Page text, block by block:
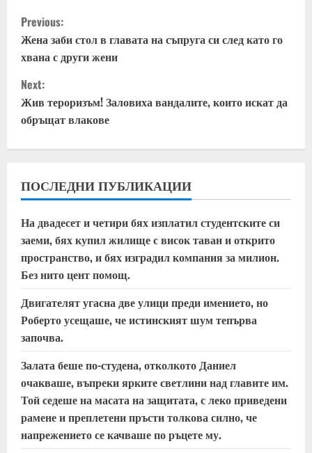
C
o
n
t
i
u
e
R
e
a
d
i
n
g
Previous:
Жена заби стол в главата на съпруга си след като го
хвана с други жени
Next:
Жив тероризъм! Заловиха вандалите, които искат да
обръщат влакове
ПОСЛЕДНИ ПУБЛИКАЦИИ
На двадесет и четири бях изплатил студентските си
заеми, бях купил жилище с висок таван и открито
пространство, и бях изградил компания за милион.
Без нито цент помощ.
Двигателят угасна две улици преди имението, но
Роберто усещаше, че истинският шум тепърва
започва.
Залата беше по-студена, отколкото Даниел
очакваше, въпреки ярките светлини над главите им.
Той седеше на масата на защитата, с леко приведени
рамене и преплетени пръсти толкова силно, че
напрежението се качваше по ръцете му.